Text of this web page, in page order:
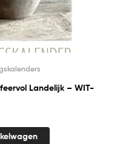
Landelijk – WIT-